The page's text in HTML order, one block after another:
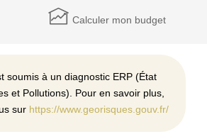
Calculer mon budget
soumis à un diagnostic ERP (État
et Pollutions). Pour en savoir plus,
sur https://www.georisques.gouv.fr/